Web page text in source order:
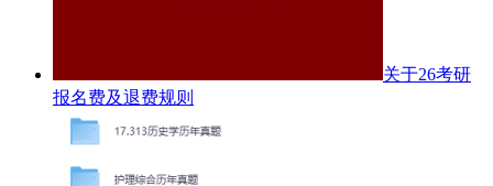
关于26考研
报名费及退费规则